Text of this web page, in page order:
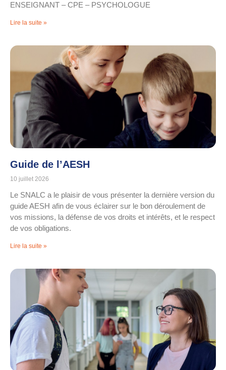
ENSEIGNANT – CPE – PSYCHOLOGUE
Lire la suite »
Guide de l’AESH
10 juillet 2026
Le SNALC a le plaisir de vous présenter la dernière version du
guide AESH afin de vous éclairer sur le bon déroulement de
vos missions, la défense de vos droits et intérêts, et le respect
de vos obligations.
Lire la suite »